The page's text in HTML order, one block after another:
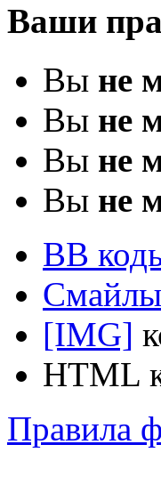
Ваши
Вы не
Вы не
Вы не
Вы не
BB
Смайлы
[IMG]
HTML
Правила